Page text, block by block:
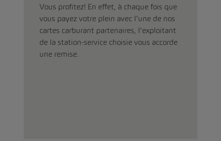
Vous profitez! En effet, à chaque fois que
vous payez votre plein avec l'une de nos
cartes carburant partenaires, l'exploitant
de la station-service choisie vous accorde
une remise.